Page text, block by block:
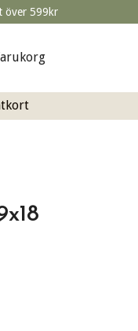
över 599kr